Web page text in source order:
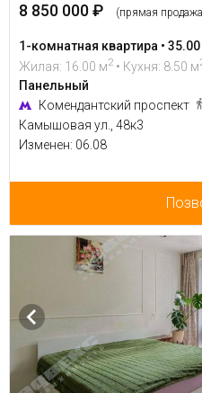
8 850 000 ₽ (прямая
1-комнатная квартира •
Жилая: 16.00 м2 • Кухня: 8.50 м
Панельный
Комендантский проспект
Камышовая ул., 48к3
Изменен: 06.08